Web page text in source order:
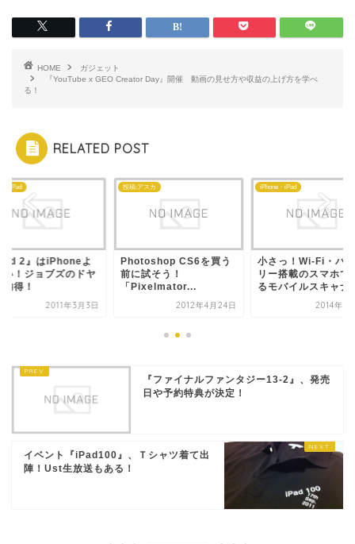
HOME
ガジェット
『YouTube x GEO Creator Day』開催 動画の見せ方や収益の上げ方を学べ
る！
RELATED POST
・iPad
2』はiPhoneよ
い！ジョブズのドヤ
得！
2011年3月3日
投稿:アスカ
Photoshop CS6を買う
前に試そう！
「Pixelmator...
2012年4月24日
iPhone・iPad
小さっ！Wi-Fi・バ
リー搭載のスマホで
るモバイルスキャナ
2014年6
『ファイナルファンタジー13-2』、発売
日や予約特典が決定！
イベント『iPad100』、Ｔシャツ着て出
陣！Ust生放送もある！